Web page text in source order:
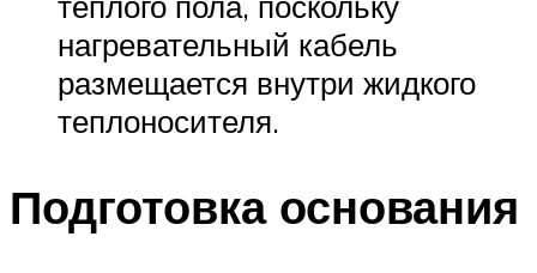
нагревательный кабель
размещается внутри жидкого
теплоносителя.
Подготовка основания